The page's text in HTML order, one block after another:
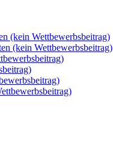
(kein Wettbewerbsbeitrag)
(kein Wettbewerbsbeitrag)